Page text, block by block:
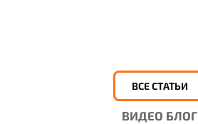
ВСЕ СТАТЬИ
ВИДЕО БЛОГ